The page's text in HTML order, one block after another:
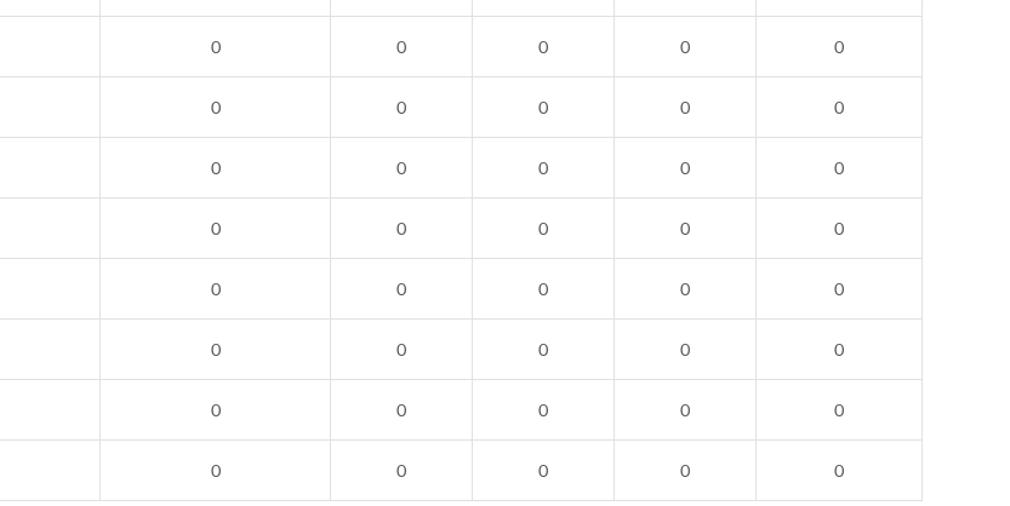
0 0 0 0 0
0 0 0 0 0
0 0 0 0 0
0 0 0 0 0
0 0 0 0 0
0 0 0 0 0
0 0 0 0 0
0 0 0 0 0